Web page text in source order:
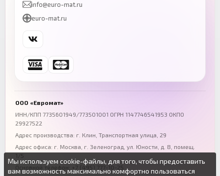
Челябинск
+7 (343) 300-99-67
Ростов-на-Дону
+7 (863) 333-50-75
Волгоград
+7 (844) 261-36-12
Омск
info@euro-mat.ru
euro-mat.ru
ООО «Евромат»
ИНН/КПП 7735601949/773501001 ОГРН 1147746541953 ОКПО
29927522
Адрес производства: г. Клин, Транспортная улица, 29
Адрес офиса: г. Москва, г. Зеленоград ул. Юности, д. 8, помещ.
1/5
Основной телефон:
+7 (495) 777-10-25
Мы используем cookie-файлы, для того, чтобы предоставить
вам возможность максимально комфортно пользоваться